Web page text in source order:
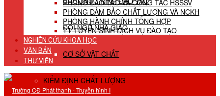
ĐỘI NGŨ NHÀ GIÁO
CƠ SỞ VẬT CHẤT
KIỂM ĐỊNH CHẤT LƯỢNG
PHÒNG ĐÀO TẠO VÀ CÔNG TÁC HSSSV
PHÒNG ĐẢM BẢO CHẤT LƯỢNG VÀ NCKH
PHÒNG HÀNH CHÍNH TỔNG HỢP
TT TUYỂN SINH DỊCH VỤ ĐÀO TẠO
NGHIÊN CỨU KHOA HỌC
VĂN BẢN
THƯ VIỆN